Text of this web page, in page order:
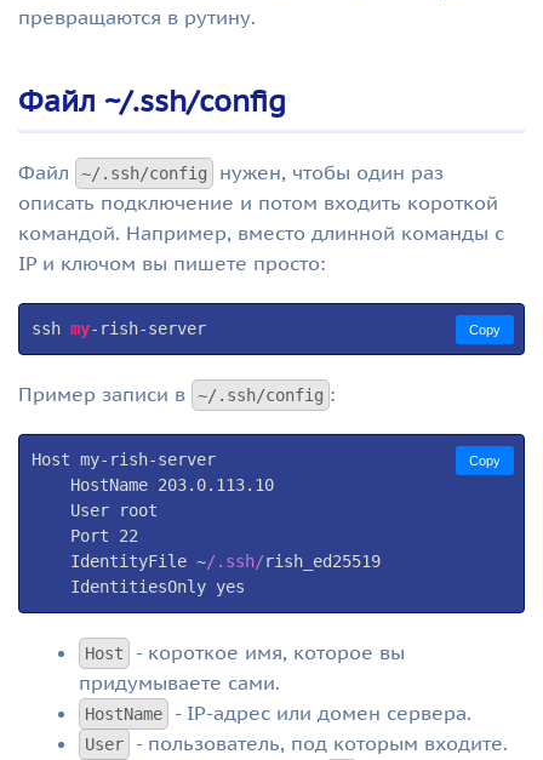
превращаются в рутину.
Файл ~/.ssh/config
Файл ~/.ssh/config
нужен, чтобы один раз
описать подключение и потом входить короткой
командой. Например, вместо длинной команды с
IP и ключом вы пишете просто:
ssh my-rish-server Copy
Пример записи в ~/.ssh/config :
Host my-rish-server
    HostName
203.0.113.10
    User root
    Port
22
    IdentityFile ~
/.ssh/rish_ed25519
    IdentitiesOnly yes
Copy
Host
- короткое имя, которое вы
придумываете сами.
HostName - IP-адрес или домен сервера.
User - пользователь, под которым входите.